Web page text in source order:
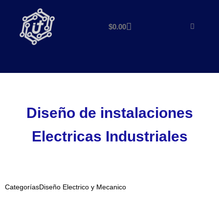
$0.00
Diseño de instalaciones
Electricas Industriales
CategoríasDiseño Electrico y Mecanico